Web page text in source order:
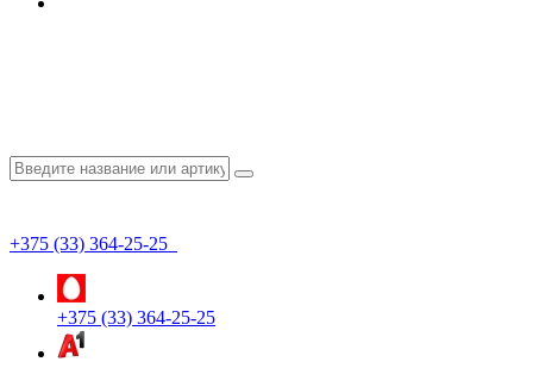
+375 (33) 364-25-25
+375 (33) 364-25-25